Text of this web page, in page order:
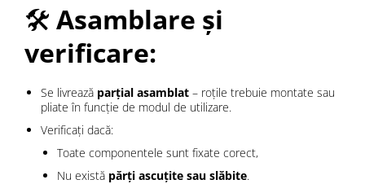
🛠️ Asamblare și
verificare:
Se livrează parțial asamblat – roțile trebuie montate sau
pliate în funcție de modul de utilizare.
Verificați dacă:
Toate componentele sunt fixate corect,
Nu există părți ascuțite sau slăbite.